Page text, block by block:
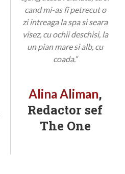
cand mi-as fi petrecut o
zi intreaga la spa si seara
visez, cu ochii deschisi, la
un pian mare si alb, cu
coada.“
Alina Aliman,
Redactor sef
The One